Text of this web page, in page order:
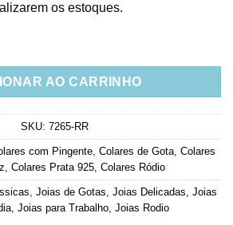
os estoques.
inglesa zirconia prata 925 rodio
AO CARRINHO
SKU: 7265-RR
com Pingente, Colares de Gota, Colares
, Colares Prata 925, Colares Ródio
, Joias de Gotas, Joias Delicadas, Joias
, Joias para Trabalho, Joias Rodio